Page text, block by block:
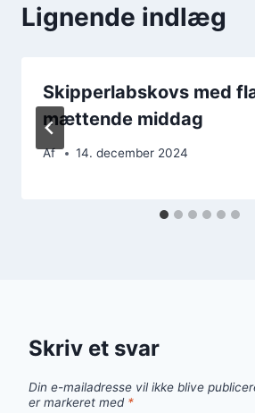
Lignende indlæg
Skipperlabskovs med
mættende middag
Af 14. december 2024
Skriv et svar
Din e-mailadresse vil ikke blive
er markeret med *